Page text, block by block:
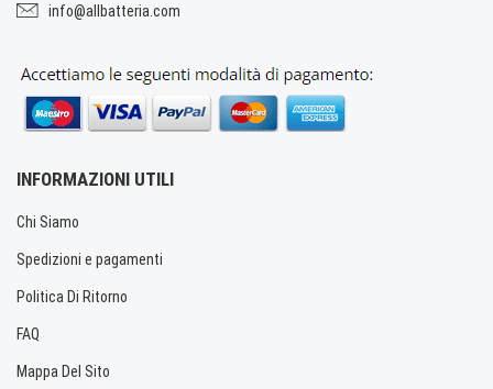
info@allbatteria.com
INFORMAZIONI UTILI
Chi Siamo
Spedizioni e pagamenti
Politica Di Ritorno
FAQ
Mappa Del Sito